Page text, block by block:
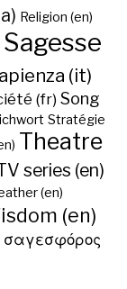
Religion (en)
Sagesse
(it)
(fr)Song
Stratégie
Theatre
series (en)
(en)
(en)
σαγεσφόρος